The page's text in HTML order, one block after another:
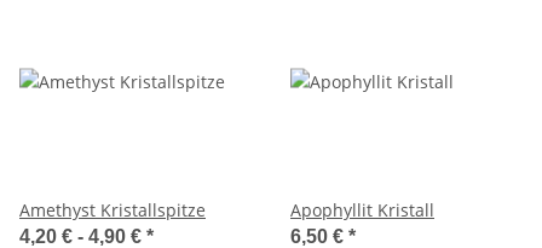
Amethyst Kristallspitze
4,20 € - 4,90 € *
Apophyllit Kristall
6,50 € *